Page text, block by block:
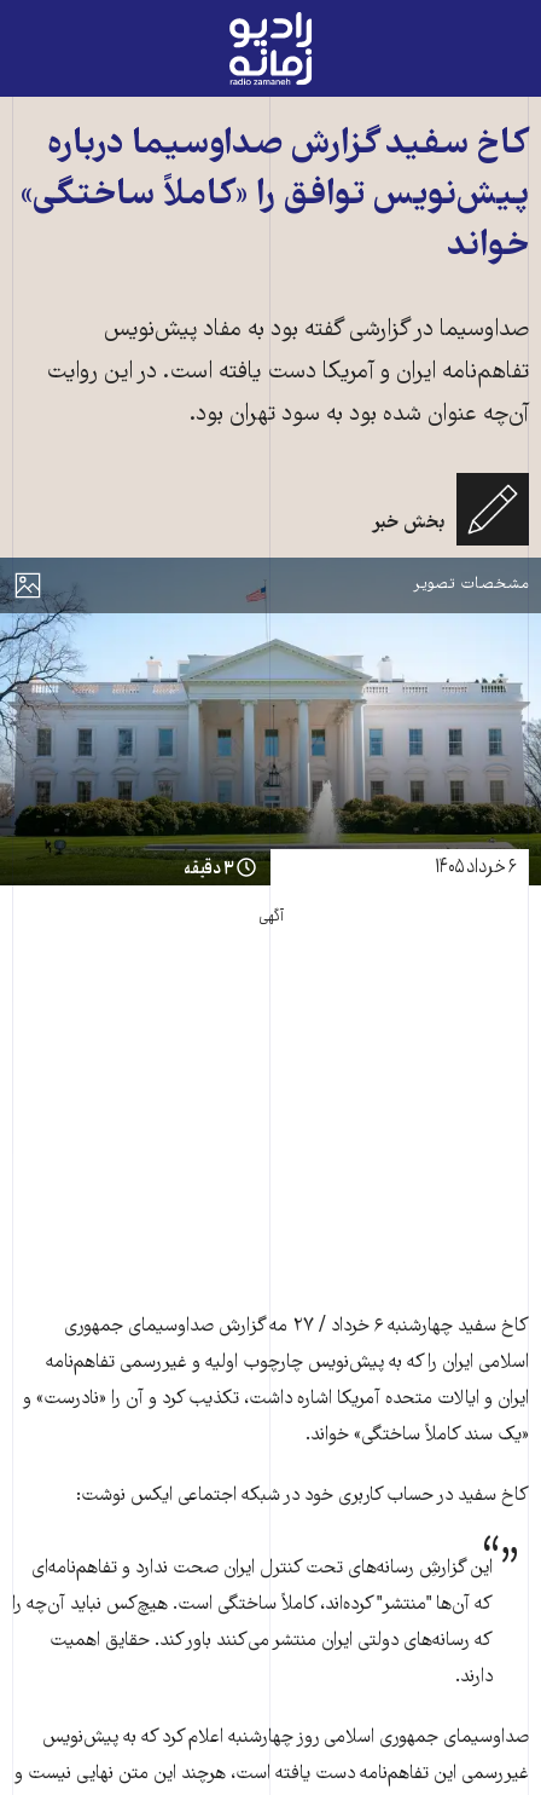
رادیو
زمانه
به
صفحه
اصلی
کاخ سفید گزارش صداوسیما درباره
پیش‌نویس توافق را «کاملاً ساختگی»
خواند
صداوسیما در گزارشی گفته بود به مفاد پیش‌نویس
تفاهم‌نامه ایران و آمریکا دست یافته است. در این روایت
آن‌چه عنوان شده بود به سود تهران بود.
بخش خبر
نمایش
مشخصات تصویر
کاخ سفید ـ عکس از شاتراستاک
۶ خرداد ۱۴۰۵ ۳ دقیقه
آگهی
کاخ سفید چهارشنبه ۶ خرداد / ۲۷ مه گزارش صداوسیمای جمهوری
اسلامی ایران را که به پیش‌نویس چارچوب اولیه و غیررسمی تفاهم‌نامه
ایران و ایالات متحده آمریکا اشاره داشت، تکذیب کرد و آن را «نادرست» و
«یک سند کاملاً ساختگی» خواند.
کاخ سفید در حساب کاربری خود در شبکه اجتماعی ایکس نوشت:
این گزارشِ رسانه‌های تحت کنترل ایران صحت ندارد و تفاهم‌نامه‌ای
که آن‌ها "منتشر" کرده‌اند، کاملاً ساختگی است. هیچ‌کس نباید آن‌چه را
که رسانه‌های دولتی ایران منتشر می‌کنند باور کند. حقایق اهمیت
دارند.
صداوسیمای جمهوری اسلامی روز چهارشنبه اعلام کرد که به پیش‌نویس
غیررسمی این تفاهم‌نامه دست یافته است، هرچند این متن نهایی نیست و